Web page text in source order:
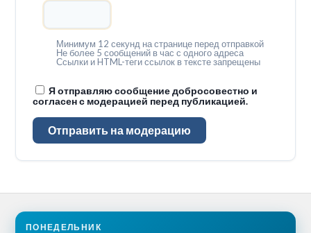
Минимум 12 секунд на странице перед отправкой
Не более 5 сообщений в час с одного адреса
Ссылки и HTML-теги ссылок в тексте запрещены
Я отправляю сообщение добросовестно и
согласен с модерацией перед публикацией.
Отправить на модерацию
ПОНЕДЕЛЬНИК